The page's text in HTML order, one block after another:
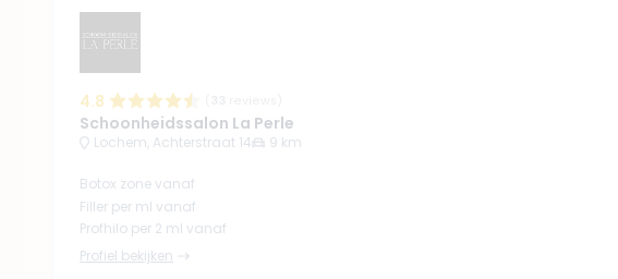
4.8
Schoonheidssalon La Perle
Lochem, Achterstraat 14 9 km
Botox zone vanaf
Filler per ml vanaf
Profhilo per 2 ml vanaf
Profiel bekijken